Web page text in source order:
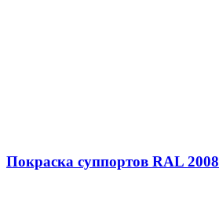
Покраска суппортов RAL 2008